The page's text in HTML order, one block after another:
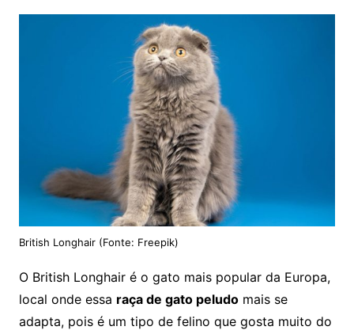
British Longhair (Fonte: Freepik)
O British Longhair é o gato mais popular da Europa,
local onde essa raça de gato peludomais se
adapta, pois é um tipo de felino que gosta muito do